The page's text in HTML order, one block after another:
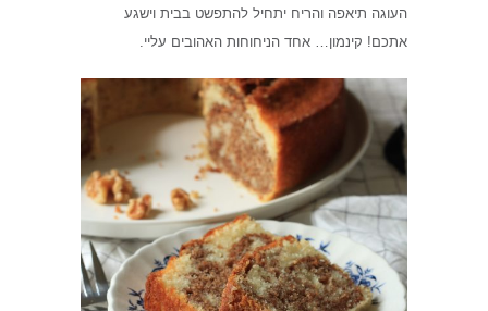
העוגה תיאפה והריח יתחיל להתפשט בבית וישגע
אתכם! קינמון… אחד הניחוחות האהובים עליי.